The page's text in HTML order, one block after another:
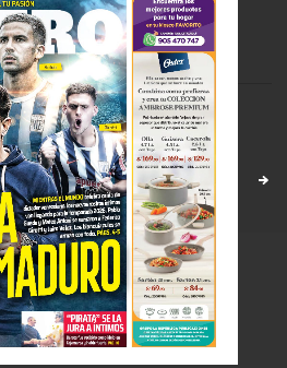
IMPRESAS DE:
reservados -2026
Contáctenos